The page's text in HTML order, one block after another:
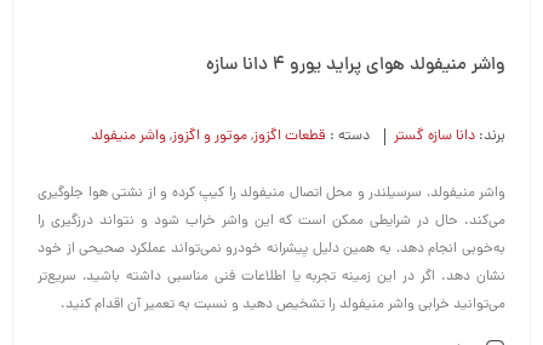
واشر منیفولد هوای پراید یورو 4 دانا سازه
برند: دانا سازه گستر دسته : قطعات اگزوز,موتور و اگزوز,واشر منیفولد
واشر منیفولد، سرسیلندر و محل اتصال منیفولد را کیپ کرده و از نشتی هوا جلوگیری
می‌کند. حال در شرایطی ممکن است که این واشر خراب شود و نتواند درزگیری را
به‌خوبی انجام دهد، به همین دلیل پیشرانه خودرو نمی‌تواند عملکرد صحیحی از خود
نشان دهد. اگر در این زمینه تجربه یا اطلاعات فنی مناسبی داشته باشید، سریع‌تر
می‌توانید خرابی واشر منیفولد را تشخیص دهید و نسبت به تعمیر آن اقدام کنید.